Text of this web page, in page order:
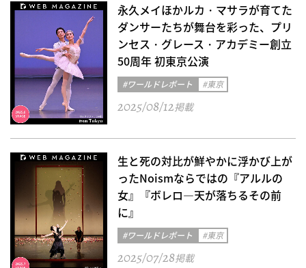
永久メイほかルカ・マサラが育てた
ダンサーたちが舞台を彩った、プリ
ンセス・グレース・アカデミー創立
50周年 初東京公演
#ワールドレポート #東京
2025/08/12掲載
生と死の対比が鮮やかに浮かび上が
ったNoismならではの『アルルの
女』『ボレロ―天が落ちるその前
に』
#ワールドレポート #東京
2025/07/28掲載